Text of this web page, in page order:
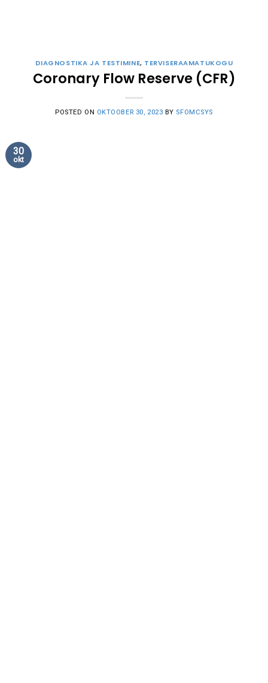
DIAGNOSTIKA JA TESTIMINE, TERVISERAAMATUKOGU
Coronary Flow Reserve (CFR)
POSTED ON OKTOOBER 30, 2023 BY SFOMCSYS
30
okt